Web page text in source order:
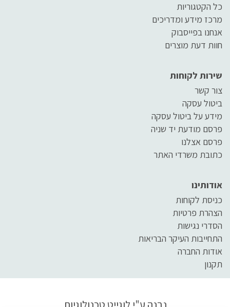
כל הקטגוריות
מרכז מידע ומדריכים
אנחנו בפייסבוק
חוות דעת מוצרים
שירות לקוחות
צור קשר
ביטול עסקה
מידע על ביטול עסקה
פרסם מודעת יד שניה
פרסם אצלנו
כתובת משרדי האתר
אודותינו
כניסת לקוחות
הצהרת פרטיות
הסדרי נגישות
התחייבות העיקר הבריאות
אודות החברה
תקנון